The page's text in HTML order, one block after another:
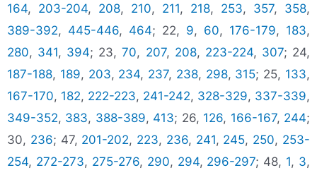
164, 203-204, 208, 210, 211, 218, 253, 357, 358,
389-392, 445-446, 464; 22, 9, 60, 176-179, 183,
280, 341, 394; 23,70, 207, 208, 223-224, 307; 24,
187-188, 189, 203, 234, 237, 238, 298, 315; 25, 133,
167-170, 182, 222-223, 241-242, 328-329, 337-339,
349-352, 383, 388-389, 413; 26, 126, 166-167, 244;
30, 236; 47, 201-202, 223, 236, 241, 245, 250, 253-
254, 272-273, 275-276, 290, 294, 296-297; 48, 1, 3,